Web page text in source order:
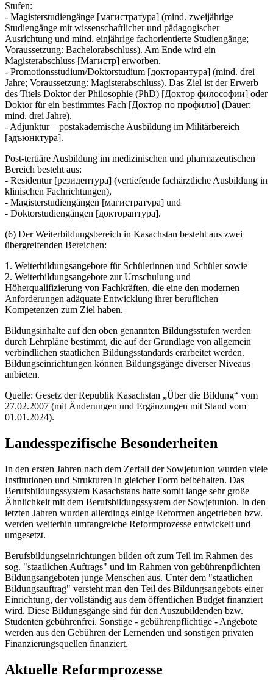
Stufen:
- Magisterstudiengänge [магистратура] (mind. zweijährige
Studiengänge mit wissenschaftlicher und pädagogischer
Ausrichtung und mind. einjährige fachorientierte Studiengänge;
Voraussetzung: Bachelorabschluss). Am Ende wird ein
Magisterabschluss [Магистр] erworben.
- Promotionsstudium/Doktorstudium [докторантура] (mind. drei
Jahre; Voraussetzung: Magisterabschluss). Das Ziel ist der Erwerb
des Titels Doktor der Philosophie (PhD) [Доктор философии] oder
Doktor für ein bestimmtes Fach [Доктор по профилю] (Dauer:
mind. drei Jahre).
- Adjunktur – postakademische Ausbildung im Militärbereich
[адъюнктура].
Post-tertiäre Ausbildung im medizinischen und pharmazeutischen
Bereich besteht aus:
- Residentur [резидентура] (vertiefende fachärztliche Ausbildung in
klinischen Fachrichtungen),
- Magisterstudiengängen [магистратурa] und
- Doktorstudiengängen [докторантурa].
(6) Der Weiterbildungsbereich in Kasachstan besteht aus zwei
übergreifenden Bereichen:
1. Weiterbildungsangebote für Schülerinnen und Schüler sowie
2. Weiterbildungsangebote zur Umschulung und
Höherqualifizierung von Fachkräften, die eine den modernen
Anforderungen adäquate Entwicklung ihrer beruflichen
Kompetenzen zum Ziel haben.
Bildungsinhalte auf den oben genannten Bildungsstufen werden
durch Lehrpläne bestimmt, die auf der Grundlage von allgemein
verbindlichen staatlichen Bildungsstandards erarbeitet werden.
Bildungseinrichtungen können Bildungsgänge diverser Niveaus
anbieten.
Quelle: Gesetz der Republik Kasachstan „Über die Bildung“ vom
27.02.2007 (mit Änderungen und Ergänzungen mit Stand vom
01.01.2024).
Landesspezifische Besonderheiten
In den ersten Jahren nach dem Zerfall der Sowjetunion wurden viele
Institutionen und Strukturen in gleicher Form beibehalten. Das
Berufsbildungssystem Kasachstans hatte somit lange sehr große
Ähnlichkeit mit dem Berufsbildungssystem der Sowjetunion. In den
letzten Jahren wurden allerdings einige Reformen angetrieben bzw.
werden weiterhin umfangreiche Reformprozesse entwickelt und
umgesetzt.
Berufsbildungseinrichtungen bilden oft zum Teil im Rahmen des
sog. "staatlichen Auftrags" und im Rahmen von gebührenpflichten
Bildungsangeboten junge Menschen aus. Unter dem "staatlichen
Bildungsauftrag" versteht man den Teil des Bildungsangebots einer
Einrichtung, der vollständig aus dem öffentlichen Budget finanziert
wird. Diese Bildungsgänge sind für den Auszubildenden bzw.
Studenten gebührenfrei. Sonstige - gebührenpflichtige - Angebote
werden aus den Gebühren der Lernenden und sonstigen privaten
Finanzierungsquellen finanziert.
Aktuelle Reformprozesse